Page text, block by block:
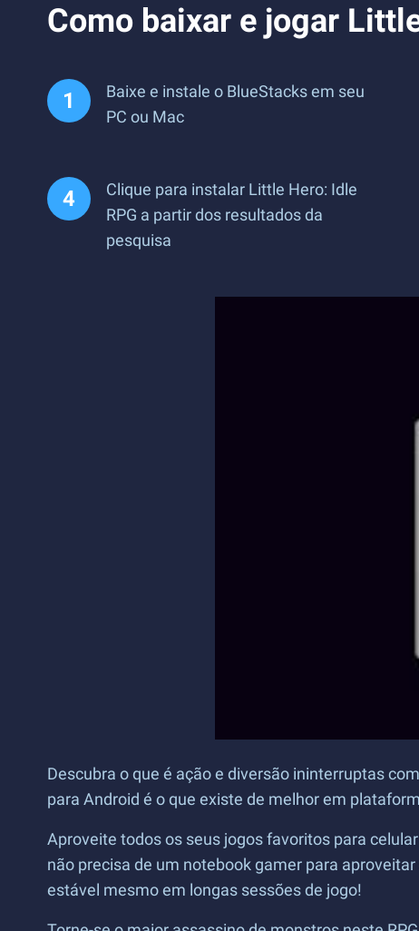
Como baixar e jogar
Baixe e instale o BlueStacks em seu
PC ou Mac
Clique para instalar Little Hero: Idle
RPG a partir dos resultados da
pesquisa
Descubra o que é ação e diversão ininterruptas
para Android é o que existe de melhor em
Aproveite todos os seus jogos favoritos para
não precisa de um notebook gamer para
estável mesmo em longas sessões de jogo!